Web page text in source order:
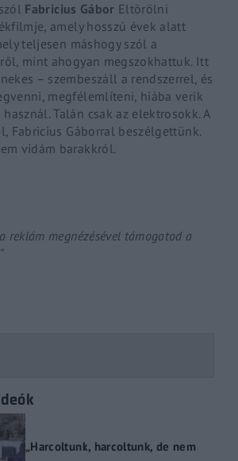
Fabricius Gábor Eltörölni
amely hosszú évek alatt
teljesen máshogy szól a
mint ahogyan megszokhattuk. Itt
– szembeszáll a rendszerrel, és
megfélemlíteni, hiába verik
Talán csak az elektrosokk. A
Fabricius Gáborral beszélgettünk.
vidám barakkról.
reklám megnézésével támogatod a
„Harcoltunk, harcoltunk, de nem